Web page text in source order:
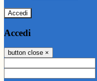
Accedi
Accedi
button close ×